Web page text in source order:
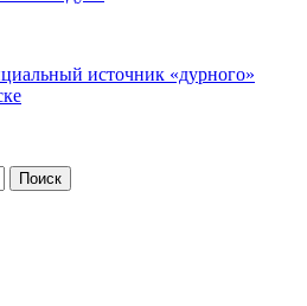
источник «дурного»